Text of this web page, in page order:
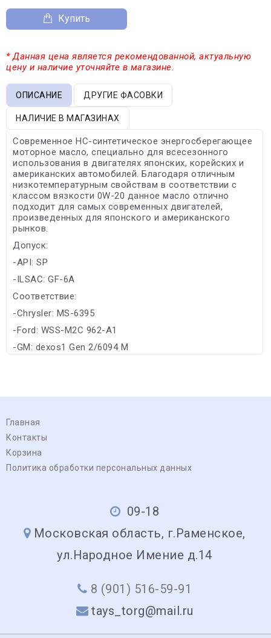
Купить
* Данная цена является рекомендованной, актуальную
цену и наличие уточняйте в магазине.
ОПИСАНИЕ ДРУГИЕ ФАСОВКИ
НАЛИЧИЕ В МАГАЗИНАХ
Современное HC-синтетическое энергосберегающее
моторное масло, специально для всесезонного
использования в двигателях японских, корейских и
американских автомобилей. Благодаря отличным
низкотемпературным свойствам в соответствии с
классом вязкости 0W-20 данное масло отлично
подходит для самых современных двигателей,
произведенных для японского и американского
рынков.
Допуск:
-API: SP
-ILSAC: GF-6A
Соответствие:
-Chrysler: MS-6395
-Ford: WSS-M2C 962-A1
-GM: dexos1 Gen 2/6094 M
Главная
Контакты
Корзина
Политика обработки персональных данных
09-18
Московская область, г.Раменское,
ул.Народное Имение д.14
8 (901) 516-59-91
tays_torg@mail.ru